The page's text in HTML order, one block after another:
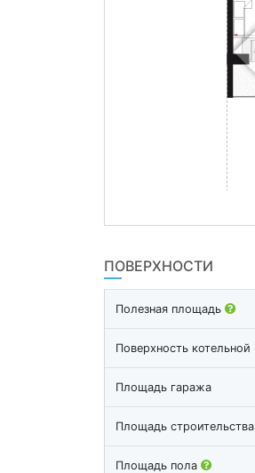
ПОВЕРХНОСТИ
Полезная площадь
Поверхность котельной
Площадь гаража
Площадь строительства
Площадь пола